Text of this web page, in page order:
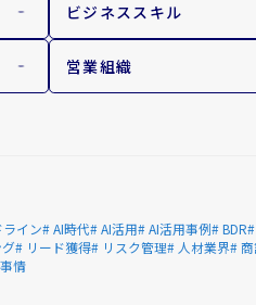
ビジネススキル
営業組織
ライン# AI時代# AI活用# AI活用事例# BDR
# リード獲得# リスク管理# 人材業界#
情